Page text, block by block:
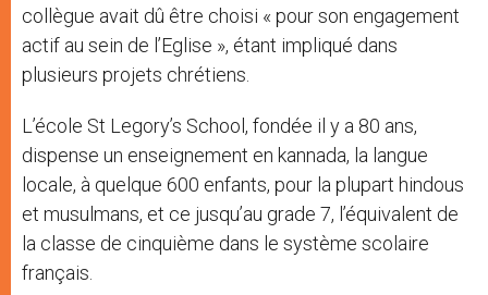
collègue avait dû être choisi « pour son engagement
actif au sein de l’Eglise », étant impliqué dans
plusieurs projets chrétiens.
L’école St Legory’s School, fondée il y a 80 ans,
dispense un enseignement en kannada, la langue
locale, à quelque 600 enfants, pour la plupart hindous
et musulmans, et ce jusqu’au grade 7, l’équivalent de
la classe de cinquième dans le système scolaire
français.